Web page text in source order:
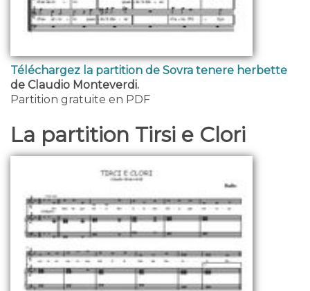
Téléchargez la partition de Sovra tenere herbette
de Claudio Monteverdi.
Partition gratuite en PDF
La partition Tirsi e Clori